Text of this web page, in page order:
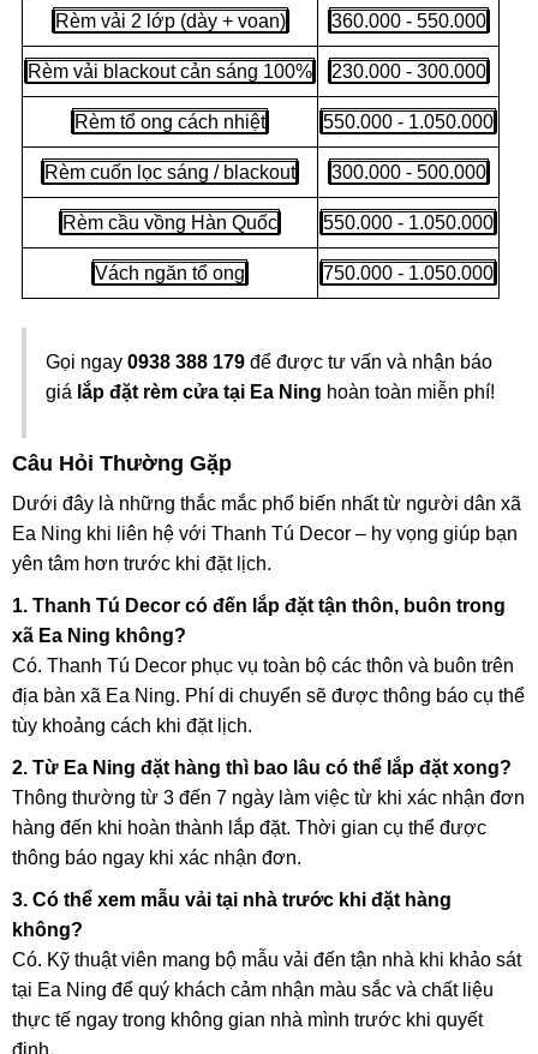
Rèm vải 2 lớp (dày + voan) 360.000 - 550.000
Rèm vải blackout cản sáng 100% 230.000 - 300.000
Rèm tổ ong cách nhiệt 550.000 - 1.050.000
Rèm cuốn lọc sáng / blackout 300.000 - 500.000
Rèm cầu vồng Hàn Quốc 550.000 - 1.050.000
Vách ngăn tổ ong 750.000 - 1.050.000
Gọi ngay 0938 388 179 để được tư vấn và nhận báo
giá lắp đặt rèm cửa tại Ea Ning hoàn toàn miễn phí!
Câu Hỏi Thường Gặp
Dưới đây là những thắc mắc phổ biến nhất từ người dân xã
Ea Ning khi liên hệ với Thanh Tú Decor – hy vọng giúp bạn
yên tâm hơn trước khi đặt lịch.
1. Thanh Tú Decor có đến lắp đặt tận thôn, buôn trong
xã Ea Ning không?
Có. Thanh Tú Decor phục vụ toàn bộ các thôn và buôn trên
địa bàn xã Ea Ning. Phí di chuyển sẽ được thông báo cụ thể
tùy khoảng cách khi đặt lịch.
2. Từ Ea Ning đặt hàng thì bao lâu có thể lắp đặt xong?
Thông thường từ 3 đến 7 ngày làm việc từ khi xác nhận đơn
hàng đến khi hoàn thành lắp đặt. Thời gian cụ thể được
thông báo ngay khi xác nhận đơn.
3. Có thể xem mẫu vải tại nhà trước khi đặt hàng
không?
Có. Kỹ thuật viên mang bộ mẫu vải đến tận nhà khi khảo sát
tại Ea Ning để quý khách cảm nhận màu sắc và chất liệu
thực tế ngay trong không gian nhà mình trước khi quyết